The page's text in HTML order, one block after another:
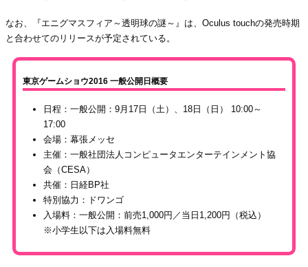
なお、『エニグマスフィア～透明球の謎～』は、Oculus touchの発売時期
と合わせてのリリースが予定されている。
東京ゲームショウ2016 一般公開日概要
日程：一般公開：9月17日（土）、18日（日） 10:00～
17:00
会場：幕張メッセ
主催：一般社団法人コンピュータエンターテインメント協
会（CESA）
共催：日経BP社
特別協力：ドワンゴ
入場料：一般公開：前売1,000円／当日1,200円（税込）
※小学生以下は入場料無料